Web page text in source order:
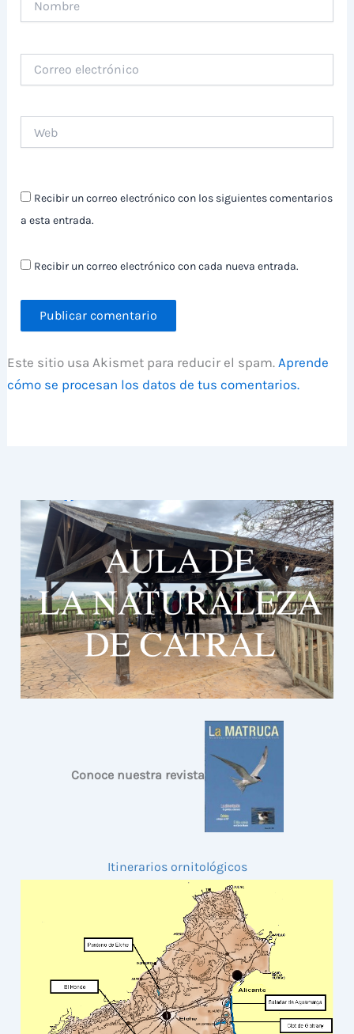
electrónico
Recibir un correo electrónico con los siguientes comentarios
a esta entrada.
Recibir un correo electrónico con cada nueva entrada.
Este sitio usa Akismet para reducir el spam.Aprende
cómo se procesan los datos de tus comentarios.
Conoce nuestra revista
Itinerarios ornitológicos